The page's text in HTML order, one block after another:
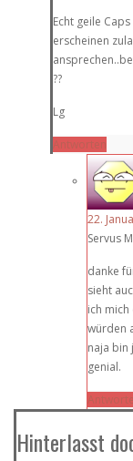
Echt geile
erscheinen
??
Lg
Antworten
22.
Servus
danke
sieht
ich
würden
naja bin
genial.
Hinterlasst